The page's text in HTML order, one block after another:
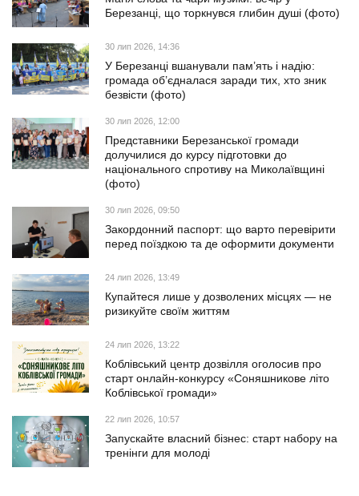
Березанці, що торкнувся глибин душі (фото)
30 лип 2026, 14:36
У Березанці вшанували пам’ять і надію:
громада об’єдналася заради тих, хто зник
безвісти (фото)
30 лип 2026, 12:00
Представники Березанської громади
долучилися до курсу підготовки до
національного спротиву на Миколаївщині
(фото)
30 лип 2026, 09:50
Закордонний паспорт: що варто перевірити
перед поїздкою та де оформити документи
24 лип 2026, 13:49
Купайтеся лише у дозволених місцях — не
ризикуйте своїм життям
24 лип 2026, 13:22
Коблівський центр дозвілля оголосив про
старт онлайн-конкурсу «Соняшникове літо
Коблівської громади»
22 лип 2026, 10:57
Запускайте власний бізнес: старт набору на
тренінги для молоді